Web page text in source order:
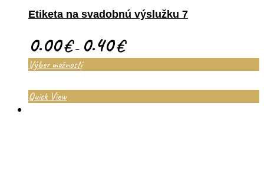
Etiketa na svadobnú výslužku 7
0.00€– 0.40€
Výber možností
Quick View